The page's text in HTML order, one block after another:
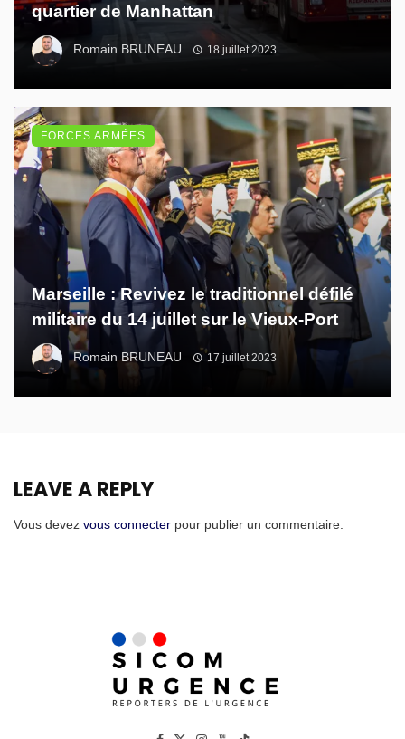
quartier de Manhattan
Romain BRUNEAU 18 juillet 2023
Marseille : Revivez le traditionnel défilé
militaire du 14 juillet sur le Vieux-Port
Romain BRUNEAU 17 juillet 2023
FORCES ARMÉES
LEAVE A REPLY
Vous devez vous connecter pour publier un commentaire.